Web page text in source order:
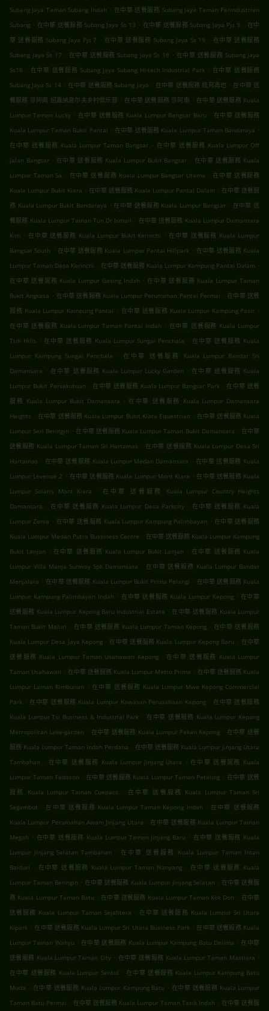
Subang Jaya Taman Subang Indah . 在中華 送餐服務 Subang Jaya Taman Perindustrian
Subang . 在中華 送餐服務 Subang Jaya Ss 13 . 在中華 送餐服務 Subang Jaya Pjs 9 . 在中
華 送餐服務 Subang Jaya Pjs 7 . 在中華 送餐服務 Subang Jaya Ss 19 . 在中華 送餐服務
Subang Jaya Ss 17 . 在中華 送餐服務 Subang Jaya Ss 18 . 在中華 送餐服務 Subang Jaya
Ss18 . 在中華 送餐服務 Subang Jaya Subang Hi-tech Industrial Park . 在中華 送餐服務
Subang Jaya Ss 14 . 在中華 送餐服務 Subang Jaya . 在中華 送餐服務 梳邦再也 . 在中華 送
餐服務 莎阿南 绍嘉纳高尔夫乡村俱乐部 . 在中華 送餐服務 莎阿南 . 在中華 送餐服務 Kuala
Lumpur Taman Lucky . 在中華 送餐服務 Kuala Lumpur Bangsar Baru . 在中華 送餐服務
Kuala Lumpur Taman Bukit Pantai . 在中華 送餐服務 Kuala Lumpur Taman Bandaraya .
在中華 送餐服務 Kuala Lumpur Taman Bangsar . 在中華 送餐服務 Kuala Lumpur Off
Jalan Bangsar . 在中華 送餐服務 Kuala Lumpur Bukit Bangsar . 在中華 送餐服務 Kuala
Lumpur Taman Sa . 在中華 送餐服務 Kuala Lumpur Bangsar Utama . 在中華 送餐服務
Kuala Lumpur Bukit Kiara . 在中華 送餐服務 Kuala Lumpur Pantai Dalam . 在中華 送餐服
務 Kuala Lumpur Bukit Bandaraya . 在中華 送餐服務 Kuala Lumpur Bangsar . 在中華 送
餐服務 Kuala Lumpur Taman Tun Dr Ismail . 在中華 送餐服務 Kuala Lumpur Damansara
Kim . 在中華 送餐服務 Kuala Lumpur Bukit Kerinchi . 在中華 送餐服務 Kuala Lumpur
Bangsar South . 在中華 送餐服務 Kuala Lumpur Pantai Hillpark . 在中華 送餐服務 Kuala
Lumpur Taman Desa Kerinchi . 在中華 送餐服務 Kuala Lumpur Kampung Pantai Dalam .
在中華 送餐服務 Kuala Lumpur Gasing Indah . 在中華 送餐服務 Kuala Lumpur Taman
Bukit Angkasa . 在中華 送餐服務 Kuala Lumpur Perumahan Pantai Permai . 在中華 送餐
服務 Kuala Lumpur Kampung Pantai . 在中華 送餐服務 Kuala Lumpur Kampung Pasir .
在中華 送餐服務 Kuala Lumpur Taman Pantai Indah . 在中華 送餐服務 Kuala Lumpur
Ttdi Hills . 在中華 送餐服務 Kuala Lumpur Sungai Penchala . 在中華 送餐服務 Kuala
Lumpur Kampung Sungai Penchala
. 在中華 送餐服務 Kuala Lumpur Bandar Sri
Damansara . 在中華 送餐服務 Kuala Lumpur Lucky Garden . 在中華 送餐服務 Kuala
Lumpur Bukit Persekutuan . 在中華 送餐服務 Kuala Lumpur Bangsar Park . 在中華 送餐
服務 Kuala Lumpur Bukit Damansara . 在中華 送餐服務 Kuala Lumpur Damansara
Heights . 在中華 送餐服務 Kuala Lumpur Bukit Kiara Equestrian . 在中華 送餐服務 Kuala
Lumpur Seri Beringin . 在中華 送餐服務 Kuala Lumpur Taman Bukit Damansara . 在中華
送餐服務 Kuala Lumpur Taman Sri Hartamas . 在中華 送餐服務 Kuala Lumpur Desa Sri
Hartamas . 在中華 送餐服務 Kuala Lumpur Medan Damansara . 在中華 送餐服務 Kuala
Lumpur Levenue 2 . 在中華 送餐服務 Kuala Lumpur Mont Kiara . 在中華 送餐服務 Kuala
Lumpur Solaris Mont Kiara
.
在中華 送餐服務 Kuala Lumpur Country Heights
Damansara . 在中華 送餐服務 Kuala Lumpur Desa Parkcity . 在中華 送餐服務 Kuala
Lumpur Zenia . 在中華 送餐服務 Kuala Lumpur Kampung Palimbayan . 在中華 送餐服務
Kuala Lumpur Medan Putra Bussiness Centre . 在中華 送餐服務 Kuala Lumpur Kampung
Bukit Lanjan . 在中華 送餐服務 Kuala Lumpur Bukit Lanjan . 在中華 送餐服務 Kuala
Lumpur Villa Manja Sunway Spk Damansara . 在中華 送餐服務 Kuala Lumpur Bandar
Menjalara . 在中華 送餐服務 Kuala Lumpur Bukit Prima Pelangi . 在中華 送餐服務 Kuala
Lumpur Kampung Palimbayan Indah . 在中華 送餐服務 Kuala Lumpur Kepong . 在中華
送餐服務 Kuala Lumpur Kepong Baru Industrial Estate . 在中華 送餐服務 Kuala Lumpur
Taman Bukit Maluri . 在中華 送餐服務 Kuala Lumpur Taman Kepong . 在中華 送餐服務
Kuala Lumpur Desa Jaya Kepong . 在中華 送餐服務 Kuala Lumpur Kepong Baru . 在中華
送餐服務 Kuala Lumpur Taman Usahawan Kepong . 在中華 送餐服務 Kuala Lumpur
Taman Usahawan . 在中華 送餐服務 Kuala Lumpur Metro Prima . 在中華 送餐服務 Kuala
Lumpur Laman Rimbunan . 在中華 送餐服務 Kuala Lumpur Mwe Kepong Commercial
Park . 在中華 送餐服務 Kuala Lumpur Kawasan Perusahaan Kepong . 在中華 送餐服務
Kuala Lumpur Tsi Business & Industrial Park . 在中華 送餐服務 Kuala Lumpur Kepong
Metropolitan Lake-garden . 在中華 送餐服務 Kuala Lumpur Pekan Kepong . 在中華 送餐
服務 Kuala Lumpur Taman Indah Perdana . 在中華 送餐服務 Kuala Lumpur Jinjang Utara
Tambahan . 在中華 送餐服務 Kuala Lumpur Jinjang Utara . 在中華 送餐服務 Kuala
Lumpur Taman Fadason . 在中華 送餐服務 Kuala Lumpur Taman Petaling . 在中華 送餐
服務 Kuala Lumpur Taman Cuepacs
. 在中華 送餐服務 Kuala Lumpur Taman Sri
Segambut . 在中華 送餐服務 Kuala Lumpur Taman Kepong Indah . 在中華 送餐服務
Kuala Lumpur Perumahan Awam Jinjang Utara . 在中華 送餐服務 Kuala Lumpur Taman
Megah . 在中華 送餐服務 Kuala Lumpur Taman Jinjang Baru . 在中華 送餐服務 Kuala
Lumpur Jinjang Selatan Tambahan
. 在中華 送餐服務 Kuala Lumpur Taman Intan
Baiduri . 在中華 送餐服務 Kuala Lumpur Taman Nanyang . 在中華 送餐服務 Kuala
Lumpur Taman Beringin . 在中華 送餐服務 Kuala Lumpur Jinjang Selatan . 在中華 送餐服
務 Kuala Lumpur Taman Batu . 在中華 送餐服務 Kuala Lumpur Taman Kok Doh . 在中華
送餐服務 Kuala Lumpur Taman Sejahtera . 在中華 送餐服務 Kuala Lumpur Sri Utara
Kipark . 在中華 送餐服務 Kuala Lumpur Sri Utara Business Park . 在中華 送餐服務 Kuala
Lumpur Taman Wahyu . 在中華 送餐服務 Kuala Lumpur Kampung Batu Delima . 在中華
送餐服務 Kuala Lumpur Taman City . 在中華 送餐服務 Kuala Lumpur Taman Mastiara .
在中華 送餐服務 Kuala Lumpur Sentul . 在中華 送餐服務 Kuala Lumpur Kampung Batu
Muda . 在中華 送餐服務 Kuala Lumpur Kampung Batu . 在中華 送餐服務 Kuala Lumpur
Taman Batu Permai . 在中華 送餐服務 Kuala Lumpur Taman Tasik Indah . 在中華 送餐服